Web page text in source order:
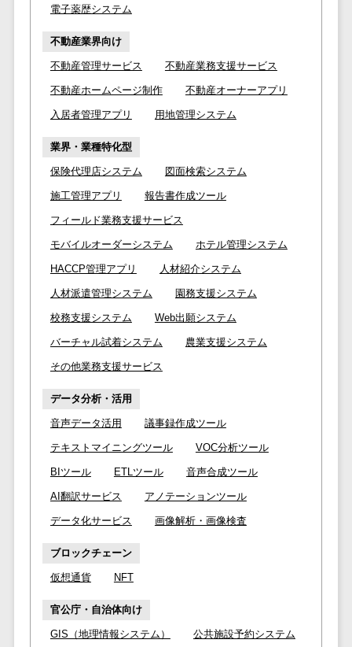
HACCP管理アプリ>
人材紹介システム>
園務支援システム>
Web出願システム>
バーチャル試着システム>
農業支援システム>
データ分析・活用
音声データ活用>
テキストマイニングツール>
VOC分析ツール> BIツール>
ETLツール> 音声合成ツール>
データ化サービス>
画像解析・画像検査>
ブロックチェーン
サービス
キッティング
サービス
セキュリティ
標的型攻撃メ
ィ・脆弱性診断
ペネトレーシ
ョンテスト
標的型攻撃メ
ログ管理シス
キュリティカメ
ラ
メールセキュ
電子薬歴システム
不動産業界向け
不動産管理サービス 不動産業務支援サービス
不動産ホームページ制作 不動産オーナーアプリ
入居者管理アプリ 用地管理システム
業界・業種特化型
保険代理店システム 図面検索システム
施工管理アプリ 報告書作成ツール
フィールド業務支援サービス
モバイルオーダーシステム ホテル管理システム
HACCP管理アプリ 人材紹介システム
人材派遣管理システム 園務支援システム
校務支援システム Web出願システム
バーチャル試着システム 農業支援システム
その他業務支援サービス
データ分析・活用
音声データ活用 議事録作成ツール
テキストマイニングツール VOC分析ツール
BIツール ETLツール 音声合成ツール
AI翻訳サービス アノテーションツール
データ化サービス 画像解析・画像検査
ブロックチェーン
仮想通貨 NFT
官公庁・自治体向け
GIS（地理情報システム） 公共施設予約システム